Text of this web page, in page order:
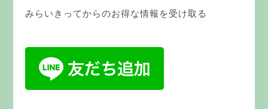
みらいきってからのお得な情報を受け取る